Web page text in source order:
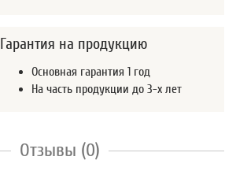
Гарантия на продукцию
Основная гарантия 1 год
На часть продукции до 3-х лет
Отзывы (0)